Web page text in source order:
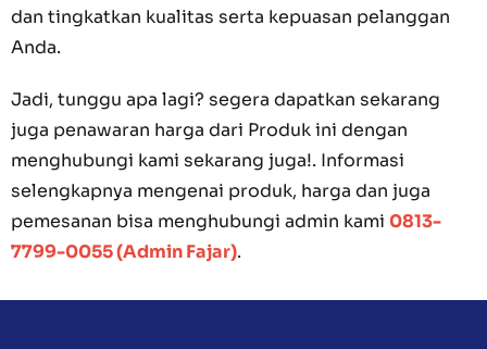
dan tingkatkan kualitas serta kepuasan pelanggan
Anda.
Jadi, tunggu apa lagi? segera dapatkan sekarang
juga penawaran harga dari Produk ini dengan
menghubungi kami sekarang juga!. Informasi
selengkapnya mengenai produk, harga dan juga
pemesanan bisa menghubungi admin kami 0813-
7799-0055 (Admin Fajar).